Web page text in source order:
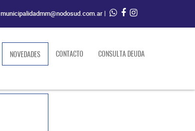
municipalidadmm@nodosud.com.ar |
NOVEDADES(current)CONTACTO CONSULTA DEUDA